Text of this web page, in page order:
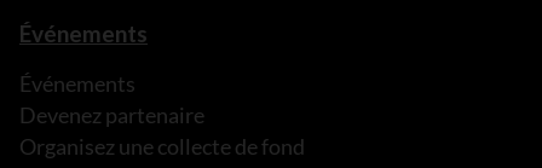
Événements
Événements
Devenez partenaire
Organisez une collecte de fond